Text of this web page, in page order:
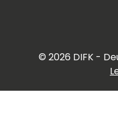
© 2026 DIFK -